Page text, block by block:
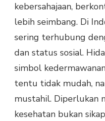
kebersahajaan,
lebih seimbang. Di
sering terhubung
dan status sosial.
simbol
tentu tidak mudah,
mustahil. Diperlukan
kesehatan bukan